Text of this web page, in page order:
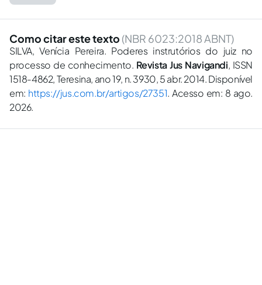
Como citar este texto (NBR 6023:2018 ABNT)
SILVA, Venícia Pereira. Poderes instrutórios do juiz no
processo de conhecimento. Revista Jus Navigandi, ISSN
1518-4862, Teresina, ano 19, n. 3930, 5 abr. 2014. Disponível
em: https://jus.com.br/artigos/27351. Acesso em: 8 ago.
2026.